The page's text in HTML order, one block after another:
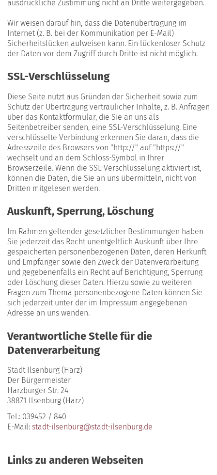
ausdrückliche Zustimmung nicht an Dritte weitergegeben.
Wir weisen darauf hin, dass die Datenübertragung im
Internet (z. B. bei der Kommunikation per E-Mail)
Sicherheitslücken aufweisen kann. Ein lückenloser Schutz
der Daten vor dem Zugriff durch Dritte ist nicht möglich.
SSL-Verschlüsselung
Diese Seite nutzt aus Gründen der Sicherheit sowie zum
Schutz der Übertragung vertraulicher Inhalte, z. B. Anfragen
über das Kontaktformular, die Sie an uns als
Seitenbetreiber senden, eine SSL-Verschlüsselung. Eine
verschlüsselte Verbindung erkennen Sie daran, dass die
Adresszeile des Browsers von "http://" auf "https://"
wechselt und an dem Schloss-Symbol in Ihrer
Browserzeile. Wenn die SSL-Verschlüsselung aktiviert ist,
können die Daten, die Sie an uns übermitteln, nicht von
Dritten mitgelesen werden.
Auskunft, Sperrung, Löschung
Im Rahmen geltender gesetzlicher Bestimmungen haben
Sie jederzeit das Recht unentgeltlich Auskunft über Ihre
gespeicherten personenbezogenen Daten, deren Herkunft
und Empfänger sowie den Zweck der Datenverarbeitung
und gegebenenfalls ein Recht auf Berichtigung, Sperrung
oder Löschung dieser Daten. Hierzu sowie zu weiteren
Fragen zum Thema personenbezogene Daten können Sie
sich jederzeit unter der im Impressum angegebenen
Adresse an uns wenden.
Verantwortliche Stelle für die
Datenverarbeitung
Stadt Ilsenburg (Harz)
Der Bürgermeister
Harzburger Str. 24
38871 Ilsenburg (Harz)
Tel.: 039452 / 840
E-Mail: stadt-ilsenburg@stadt-ilsenburg.de
Links zu anderen Webseiten